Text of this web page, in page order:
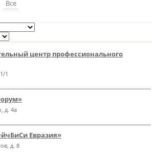
Все
центр профессионального
1
д. 4а
Евразия»
д. 8